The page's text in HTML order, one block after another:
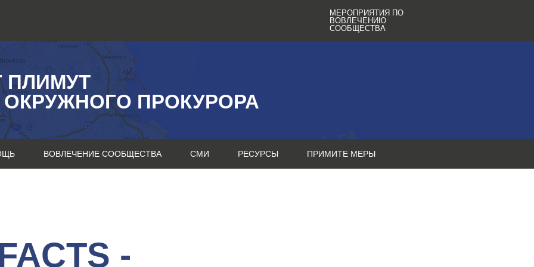
МЕРОПРИЯТИЯ ПО
ВОВЛЕЧЕНИЮ
СООБЩЕСТВА
ПЛИМУТ
ПРОКУРОРА
ВОВЛЕЧЕНИЕ СООБЩЕСТВА СМИ РЕСУРСЫ ПРИМИТЕ МЕРЫ
-